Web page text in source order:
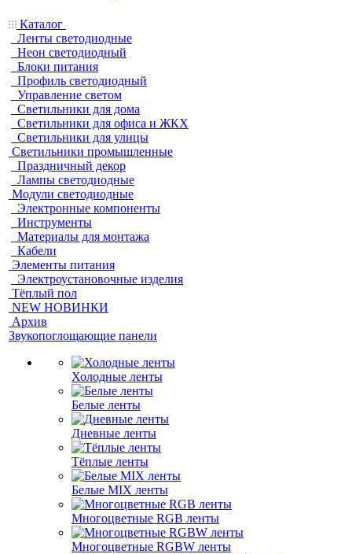
Каталог
Ленты светодиодные
Неон светодиодный
Блоки питания
Профиль светодиодный
Управление светом
Светильники для дома
Светильники для офиса и ЖКХ
Светильники для улицы
Светильники промышленные
Праздничный декор
Лампы светодиодные
Модули светодиодные
Электронные компоненты
Инструменты
Материалы для монтажа
Кабели
Элементы питания
Электроустановочные изделия
Тёплый пол
NEW НОВИНКИ
Архив
Звукопоглощающие панели
Холодные ленты
Белые ленты
Дневные ленты
Тёплые ленты
Белые MIX ленты
Многоцветные RGB ленты
Многоцветные RGBW ленты